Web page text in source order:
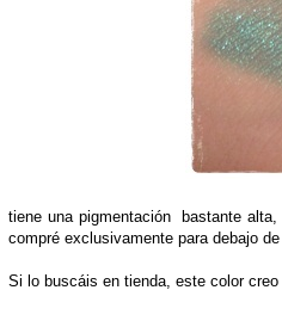
tiene una pigmentación bastante
compré exclusivamente para debajo
Si lo buscáis en tienda, este color